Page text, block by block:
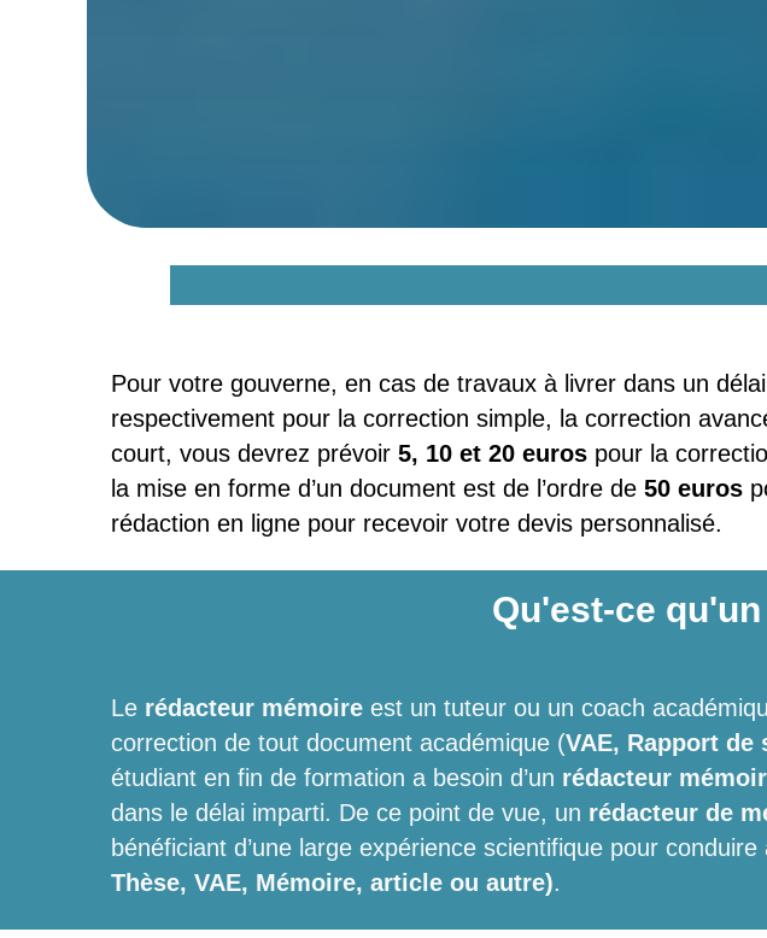
Pour votre gouverne, en cas de travaux à livrer dans un
respectivement pour la correction simple, la correction
court, vous devrez prévoir 5, 10 et 20 euros pour la
la mise en forme d’un document est de l’ordre de 50 euros
rédaction en ligne pour recevoir votre devis personnalisé.
Qu'est-ce
Le rédacteur mémoire est un tuteur ou un coach
correction de tout document académique (VAE, Rapport de
étudiant en fin de formation a besoin d’un rédacteur
dans le délai imparti. De ce point de vue, un rédacteur de
bénéficiant d’une large expérience scientifique pour
Thèse, VAE, Mémoire, article ou autre).